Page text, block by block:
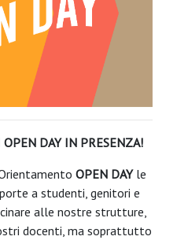
OPEN DAY IN PRESENZA!
OPEN DAYle
a studenti, genitori e
alle nostre strutture,
docenti, ma soprattutto